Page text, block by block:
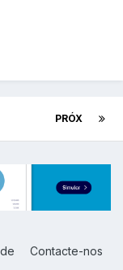
PRÓX
Contacte-nos